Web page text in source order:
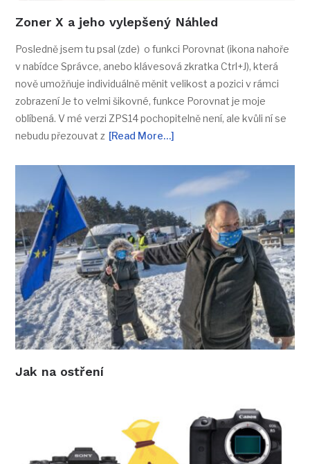
Zoner X a jeho vylepšený Náhled
Posledně jsem tu psal (zde) o funkci Porovnat (ikona nahoře
v nabídce Správce, anebo klávesová zkratka Ctrl+J), která
nově umožňuje individuálně měnit velikost a pozici v rámci
zobrazení Je to velmi šikovné, funkce Porovnat je moje
oblíbená. V mé verzi ZPS14 pochopitelně není, ale kvůli ní se
nebudu přezouvat z [Read More…]
Jak na ostření